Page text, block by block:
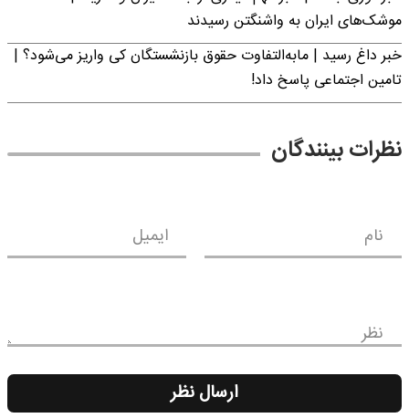
موشک‌های ایران به واشنگتن رسیدند
خبر داغ رسید | مابه‌التفاوت حقوق بازنشستگان کی واریز می‌شود؟ |
تامین اجتماعی پاسخ داد!
نظرات بینندگان
نام ایمیل
نظر
ارسال نظر